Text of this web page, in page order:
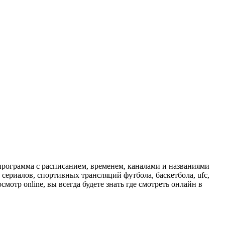
с расписанием, временем, каналами и названиями
спортивных трансляций футбола, баскетбола, ufc,
online, вы всегда будете знать где смотреть онлайн в